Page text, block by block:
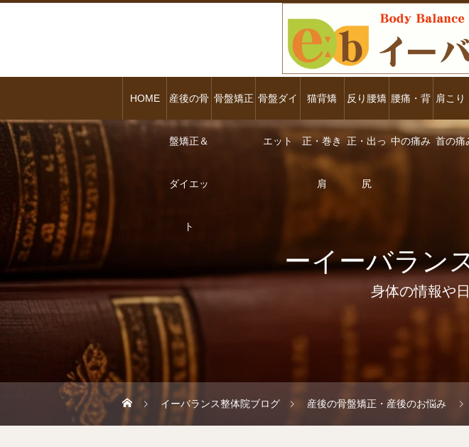
HOME 産後の骨
盤矯正＆
ダイエッ
ト
骨盤矯正 骨盤ダイ
エット
猫背矯
正・巻き
肩
反り腰矯
正・出っ
尻
腰痛・背
中の痛み
肩こり
首の痛
ーイーバラン
身体の情報や
イーバランス整体院ブログ 産後の骨盤矯正・産後のお悩み